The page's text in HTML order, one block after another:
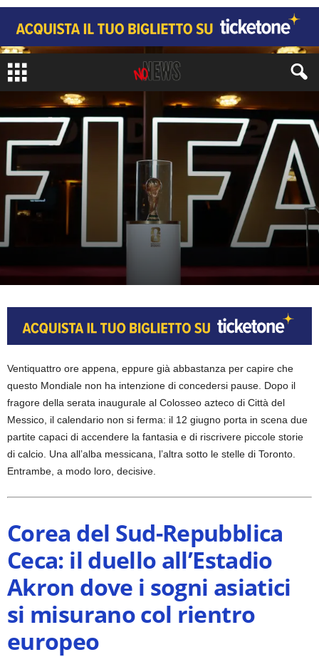
Ventiquattro ore appena, eppure già abbastanza per capire che
questo Mondiale non ha intenzione di concedersi pause. Dopo il
fragore della serata inaugurale al Colosseo azteco di Città del
Messico, il calendario non si ferma: il 12 giugno porta in scena due
partite capaci di accendere la fantasia e di riscrivere piccole storie
di calcio. Una all’alba messicana, l’altra sotto le stelle di Toronto.
Entrambe, a modo loro, decisive.
Corea del Sud-Repubblica
Ceca: il duello all’Estadio
Akron dove i sogni asiatici
si misurano col rientro
europeo